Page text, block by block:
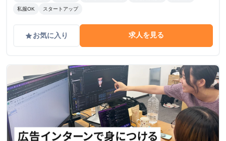
私服OK スタートアップ
gradeお気に入り 求人を見る